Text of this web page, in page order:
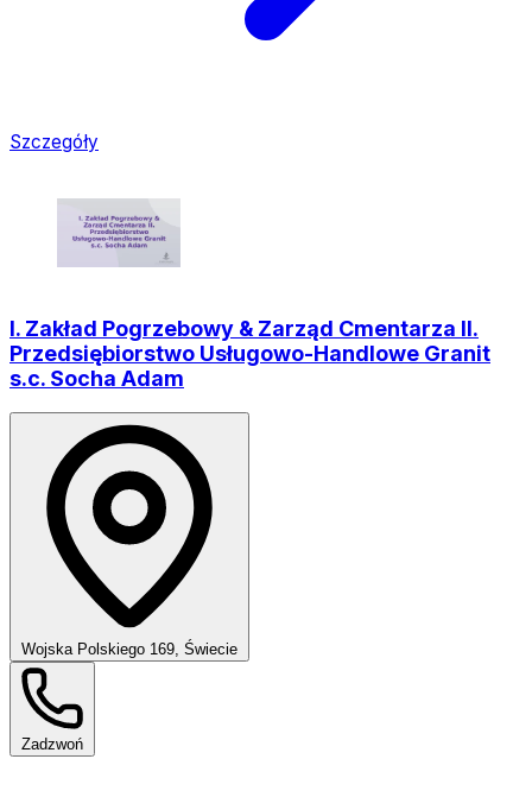
Szczegóły
I. Zakład Pogrzebowy & Zarząd Cmentarza II.
Przedsiębiorstwo Usługowo-Handlowe Granit
s.c. Socha Adam
Wojska Polskiego 169, Świecie
Zadzwoń